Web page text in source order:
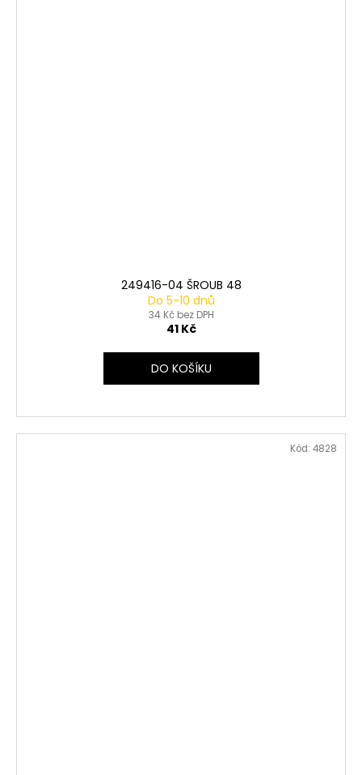
249416-04 ŠROUB 48
Do 5-10 dnů
34 Kč bez DPH
41 Kč
DO KOŠÍKU
Kód: 4828